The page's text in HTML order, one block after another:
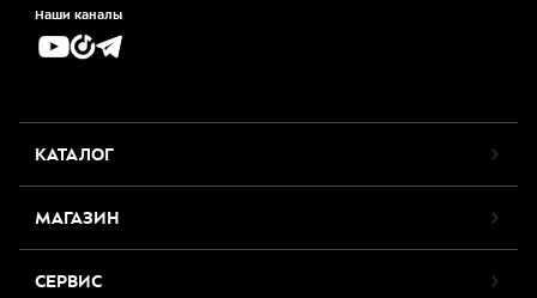
Наши каналы
КАТАЛОГ
МАГАЗИН
СЕРВИС